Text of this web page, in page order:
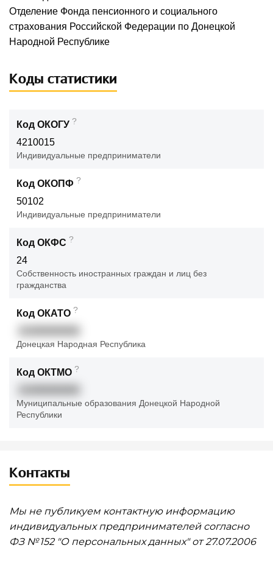
Отделение Фонда пенсионного и социального
страхования Российской Федерации по Донецкой
Народной Республике
Коды статистики
Код ОКОГУ ?
4210015
Индивидуальные предприниматели
Код ОКОПФ ?
50102
Индивидуальные предприниматели
Код ОКФС ?
24
Собственность иностранных граждан и лиц без
гражданства
Код ОКАТО ?
Донецкая Народная Республика
Код ОКТМО ?
Муниципальные образования Донецкой Народной
Республики
Контакты
Мы не публикуем контактную информацию
индивидуальных предпринимателей согласно
ФЗ № 152 "О персональных данных" от 27.07.2006